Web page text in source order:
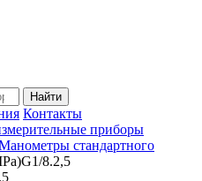
Найти
Контакты
приборы
стандартного
8.2,5